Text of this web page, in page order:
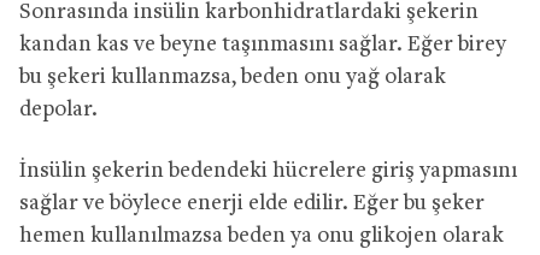
Sonrasında insülin karbonhidratlardaki şekerin
kandan kas ve beyne taşınmasını sağlar. Eğer birey
bu şekeri kullanmazsa, beden onu yağ olarak
depolar.
İnsülin şekerin bedendeki hücrelere giriş yapmasını
sağlar ve böylece enerji elde edilir. Eğer bu şeker
hemen kullanılmazsa beden ya onu glikojen olarak